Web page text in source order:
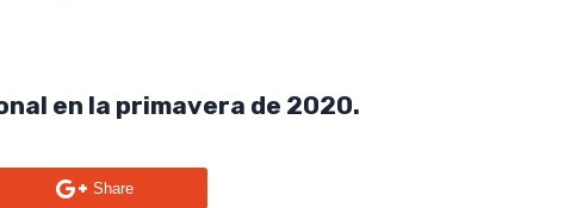
en la primavera de 2020.
Share